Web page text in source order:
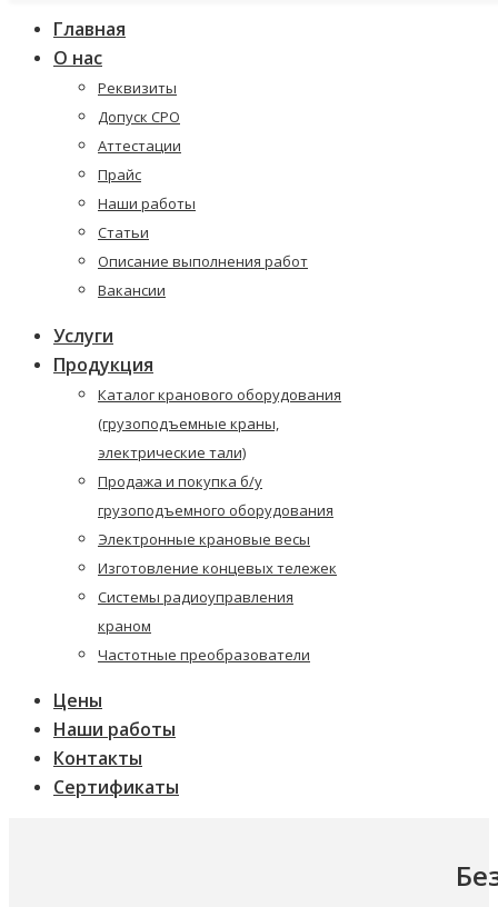
Главная
О нас
Реквизиты
Допуск СРО
Аттестации
Прайс
Наши работы
Статьи
Описание выполнения работ
Вакансии
Услуги
Продукция
Каталог кранового оборудования
(грузоподъемные краны,
электрические тали)
Продажа и покупка б/у
грузоподъемного оборудования
Электронные крановые весы
Изготовление концевых тележек
Системы радиоуправления
краном
Частотные преобразователи
Цены
Наши работы
Контакты
Сертификаты